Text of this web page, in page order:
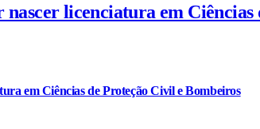
licenciatura em
em Ciências de Proteção Civil e Bombeiros